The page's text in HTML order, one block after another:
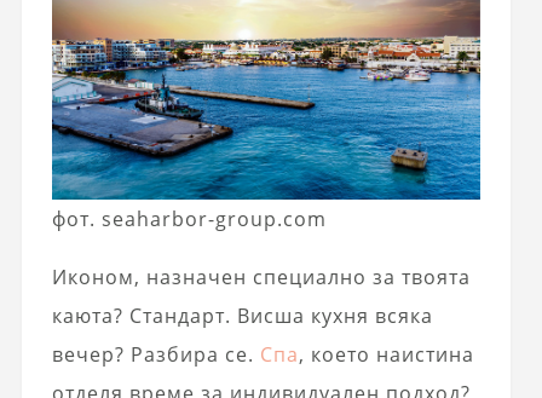
фот. seaharbor-group.com
Иконом, назначен специално за твоята
каюта? Стандарт. Висша кухня всяка
вечер? Разбира се. Спа, което наистина